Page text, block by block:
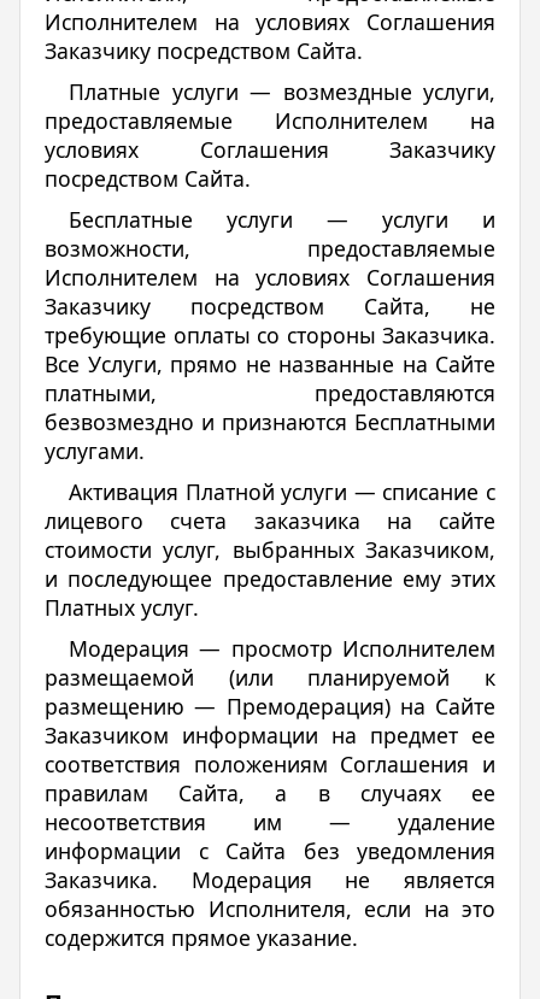
Исполнителем на условиях Соглашения
Заказчику посредством Сайта.
Платные услуги — возмездные услуги,
предоставляемые Исполнителем на
условиях Соглашения Заказчику
посредством Сайта.
Бесплатные услуги — услуги и
возможности, предоставляемые
Исполнителем на условиях Соглашения
Заказчику посредством Сайта, не
требующие оплаты со стороны Заказчика.
Все Услуги, прямо не названные на Сайте
платными, предоставляются
безвозмездно и признаются Бесплатными
услугами.
Активация Платной услуги — списание с
лицевого счета заказчика на сайте
стоимости услуг, выбранных Заказчиком,
и последующее предоставление ему этих
Платных услуг.
Модерация — просмотр Исполнителем
размещаемой (или планируемой к
размещению — Премодерация) на Сайте
Заказчиком информации на предмет ее
соответствия положениям Соглашения и
правилам Сайта, а в случаях ее
несоответствия им — удаление
информации с Сайта без уведомления
Заказчика. Модерация не является
обязанностью Исполнителя, если на это
содержится прямое указание.